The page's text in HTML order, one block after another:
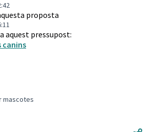
proposta
aquest pressupost:
canins
Municipi
filtrar per: Espai per mascotes
mascotes